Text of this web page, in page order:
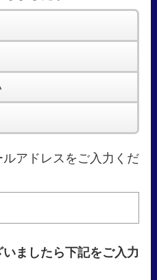
アドレスをご入力くだ
ましたら下記をご入力